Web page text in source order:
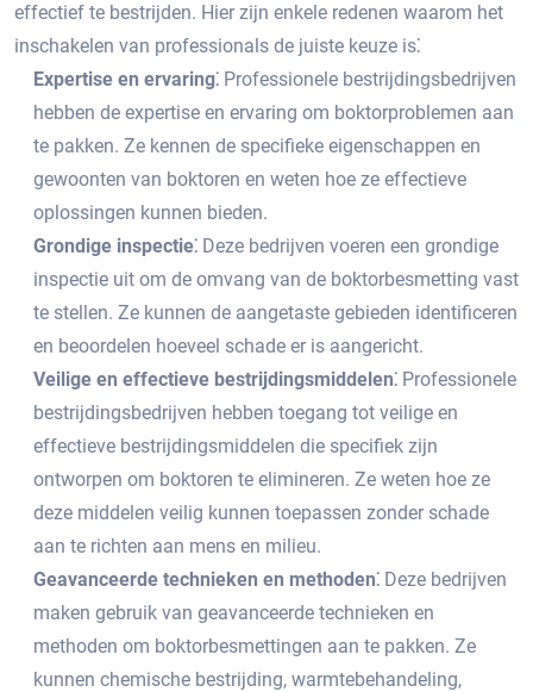
effectief te bestrijden.​ Hier zijn enkele redenen waarom het
inschakelen van professionals de juiste keuze is⁚
Expertise en ervaring⁚ Professionele bestrijdingsbedrijven
hebben de expertise en ervaring om boktorproblemen aan
te pakken.​ Ze kennen de specifieke eigenschappen en
gewoonten van boktoren en weten hoe ze effectieve
oplossingen kunnen bieden.​
Grondige inspectie⁚ Deze bedrijven voeren een grondige
inspectie uit om de omvang van de boktorbesmetting vast
te stellen.​ Ze kunnen de aangetaste gebieden identificeren
en beoordelen hoeveel schade er is aangericht.​
Veilige en effectieve bestrijdingsmiddelen⁚ Professionele
bestrijdingsbedrijven hebben toegang tot veilige en
effectieve bestrijdingsmiddelen die specifiek zijn
ontworpen om boktoren te elimineren.​ Ze weten hoe ze
deze middelen veilig kunnen toepassen zonder schade
aan te richten aan mens en milieu.​
Geavanceerde technieken en methoden⁚ Deze bedrijven
maken gebruik van geavanceerde technieken en
methoden om boktorbesmettingen aan te pakken.​ Ze
kunnen chemische bestrijding, warmtebehandeling,